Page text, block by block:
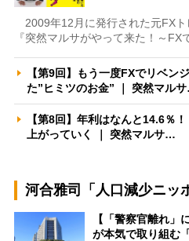
2009年12月に発行された元FX
『突然マルサがやって来た！～FX
【第9回】もう一度FXでリベ
た”ヒミツのお金” ｜ 突然マル
【第8回】年利はなんと14.6％
上がっていく ｜ 突然マルサ…
河合雅司「人口減少ニッ
【「警察官離れ」
が本気で取り組む